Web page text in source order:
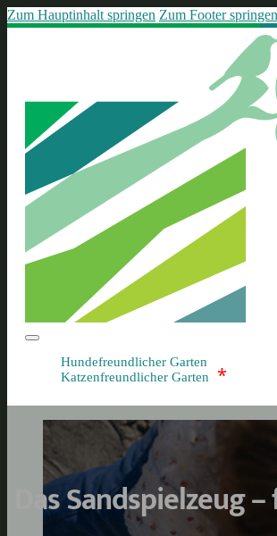
Zum Hauptinhalt springen Zum Footer springen
Hundefreundlicher Garten
Katzenfreundlicher Garten
*
Das